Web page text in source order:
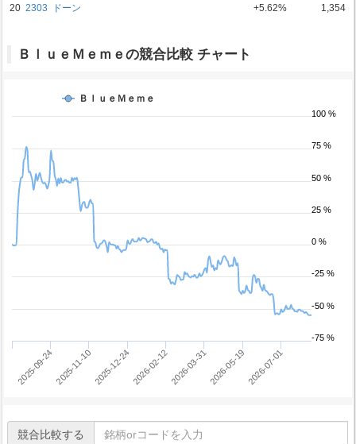
20 2303 ドーン +5.62% 1,354
ＢｌｕｅＭｅｍｅの競合比較 チャート
ＢｌｕｅＭｅｍｅ
2025-09-24 2025-11-10 2025-12-24 2026-02-122026-03-312026-05-19 2026-07-01
-75 %
-50 %
-25 %
0 %
25 %
50 %
75 %
100 %
競合比較する